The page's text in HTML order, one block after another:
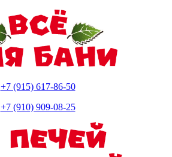
+7 (915) 617-86-50
+7 (910) 909-08-25